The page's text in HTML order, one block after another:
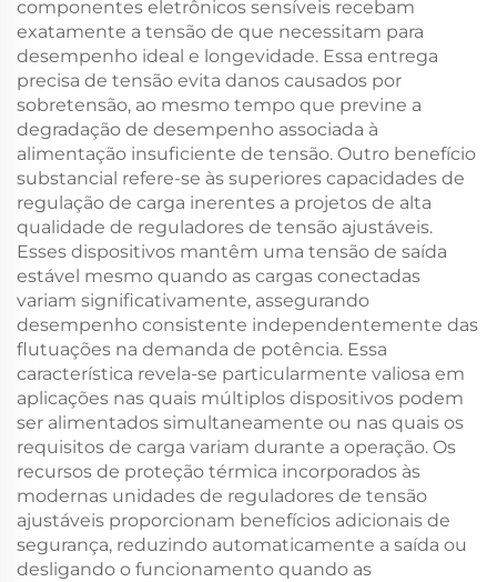
componentes eletrônicos sensíveis recebam
exatamente a tensão de que necessitam para
desempenho ideal e longevidade. Essa entrega
precisa de tensão evita danos causados por
sobretensão, ao mesmo tempo que previne a
degradação de desempenho associada à
alimentação insuficiente de tensão. Outro benefício
substancial refere-se às superiores capacidades de
regulação de carga inerentes a projetos de alta
qualidade de reguladores de tensão ajustáveis.
Esses dispositivos mantêm uma tensão de saída
estável mesmo quando as cargas conectadas
variam significativamente, assegurando
desempenho consistente independentemente das
flutuações na demanda de potência. Essa
característica revela-se particularmente valiosa em
aplicações nas quais múltiplos dispositivos podem
ser alimentados simultaneamente ou nas quais os
requisitos de carga variam durante a operação. Os
recursos de proteção térmica incorporados às
modernas unidades de reguladores de tensão
ajustáveis proporcionam benefícios adicionais de
segurança, reduzindo automaticamente a saída ou
desligando o funcionamento quando as